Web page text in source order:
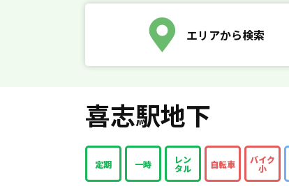
エリアから検索
喜志駅地下
定期 一時 レン
タル 自転車 バイク
小